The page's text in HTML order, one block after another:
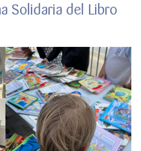
Solidaria del Libro